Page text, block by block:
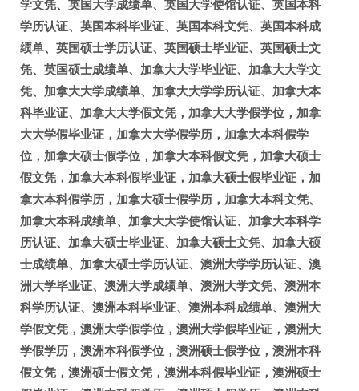
学文凭、英国大学成绩单、英国大学使馆认证、英国本科
学历认证、英国本科毕业证、英国本科文凭、英国本科成
绩单、英国硕士学历认证、英国硕士毕业证、英国硕士文
凭、英国硕士成绩单、加拿大大学毕业证、加拿大大学文
凭、加拿大大学成绩单、加拿大大学学历认证、加拿大本
科毕业证、加拿大大学假文凭，加拿大大学假学位，加拿
大大学假毕业证，加拿大大学假学历，加拿大本科假学
位，加拿大硕士假学位，加拿大本科假文凭，加拿大硕士
假文凭，加拿大本科假毕业证，加拿大硕士假毕业证，加
拿大本科假学历，加拿大硕士假学历，加拿大本科文凭、
加拿大本科成绩单、加拿大大学使馆认证、加拿大本科学
历认证、加拿大硕士毕业证、加拿大硕士文凭、加拿大硕
士成绩单、加拿大硕士学历认证、澳洲大学学历认证、澳
洲大学毕业证、澳洲大学成绩单、澳洲大学文凭、澳洲本
科学历认证、澳洲本科毕业证、澳洲本科成绩单、澳洲大
学假文凭，澳洲大学假学位，澳洲大学假毕业证，澳洲大
学假学历，澳洲本科假学位，澳洲硕士假学位，澳洲本科
假文凭，澳洲硕士假文凭，澳洲本科假毕业证，澳洲硕士